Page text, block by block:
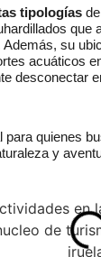
tipologías
que
su
acuáticos
desconectar
para quienes
y